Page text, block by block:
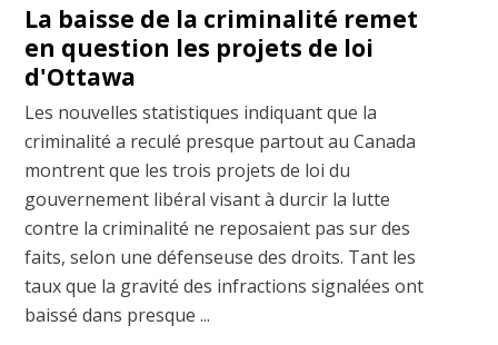
La baisse de la criminalité remet
en question les projets de loi
d'Ottawa
Les nouvelles statistiques indiquant que la
criminalité a reculé presque partout au Canada
montrent que les trois projets de loi du
gouvernement libéral visant à durcir la lutte
contre la criminalité ne reposaient pas sur des
faits, selon une défenseuse des droits. Tant les
taux que la gravité des infractions signalées ont
baissé dans presque ...